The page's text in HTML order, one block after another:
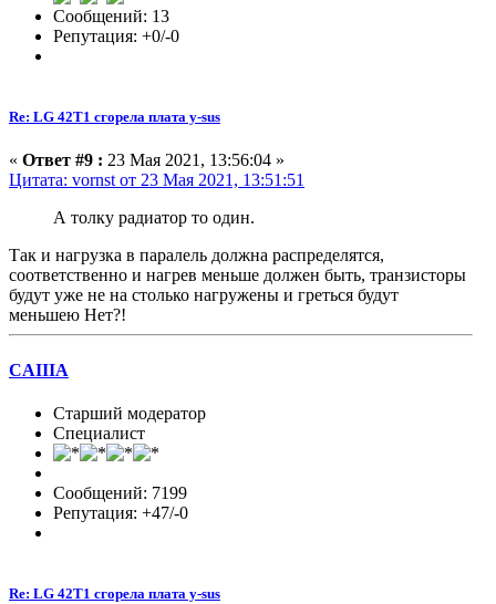
Сообщений: 13
Репутация: +0/-0
Re: LG 42T1 сгорела плата y-sus
« Ответ #9 : 23 Мая 2021, 13:56:04 »
Цитата: vornst от 23 Мая 2021, 13:51:51
А толку радиатор то один.
Так и нагрузка в паралель должна распределятся,
соответственно и нагрев меньше должен быть, транзисторы
будут уже не на столько нагружены и греться будут
меньшею Нет?!
CAIIIA
Старший модератор
Специалист
Сообщений: 7199
Репутация: +47/-0
Re: LG 42T1 сгорела плата y-sus